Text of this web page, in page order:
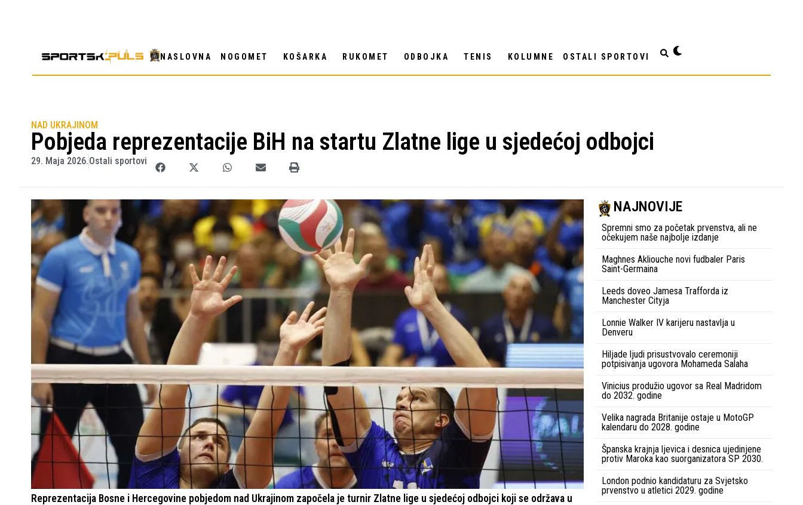
NASLOVNA NOGOMET KOŠARKA RUKOMET ODBOJKA TENIS KOLUMNE OSTALI SPORTOVI
NAD UKRAJINOM
Pobjeda reprezentacije BiH na startu Zlatne lige u sjedećoj odbojci
29. Maja 2026.Ostali sportovi
Reprezentacija Bosne i Hercegovine pobjedom nad Ukrajinom započela je turnir Zlatne lige u sjedećoj odbojci koji se održava u
NAJNOVIJE
Spremni smo za početak prvenstva, ali ne
očekujem naše najbolje izdanje
Maghnes Akliouche novi fudbaler Paris
Saint-Germaina
Leeds doveo Jamesa Trafforda iz
Manchester Cityja
Lonnie Walker IV karijeru nastavlja u
Denveru
Hiljade ljudi prisustvovalo ceremoniji
potpisivanja ugovora Mohameda Salaha
Vinicius produžio ugovor sa Real Madridom
do 2032. godine
Velika nagrada Britanije ostaje u MotoGP
kalendaru do 2028. godine
Španska krajnja ljevica i desnica ujedinjene
protiv Maroka kao suorganizatora SP 2030.
London podnio kandidaturu za Svjetsko
prvenstvo u atletici 2029. godine